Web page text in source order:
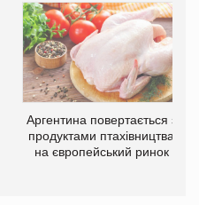
Аргентина повертається з
продуктами птахівництва
на європейський ринок